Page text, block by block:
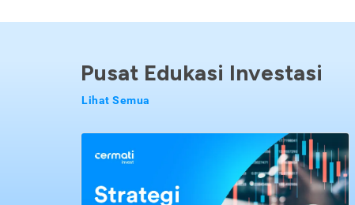
Pusat Edukasi Investasi
Lihat Semua